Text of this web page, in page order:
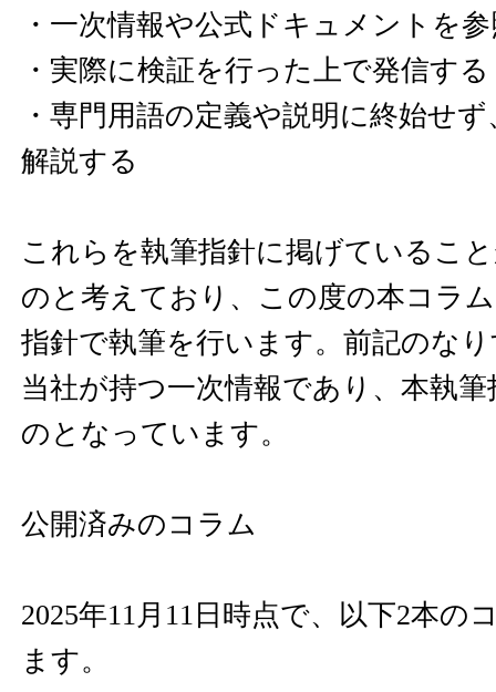
・一次情報や公式ドキュメントを
・実際に検証を行った上で発信する
・専門用語の定義や説明に終始せ
解説する
これらを執筆指針に掲げているこ
のと考えており、この度の本コラ
指針で執筆を行います。前記のな
当社が持つ一次情報であり、本執
のとなっています。
公開済みのコラム
2025年11月11日時点で、以下2本の
ます。